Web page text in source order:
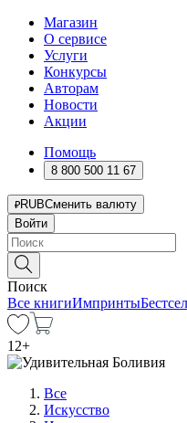
Магазин
О сервисе
Услуги
Конкурсы
Авторам
Новости
Акции
Помощь
8 800 500 11 67
RUBСменить валюту
Войти
Поиск
Все книгиИмпринты
12+
Все
Искусство